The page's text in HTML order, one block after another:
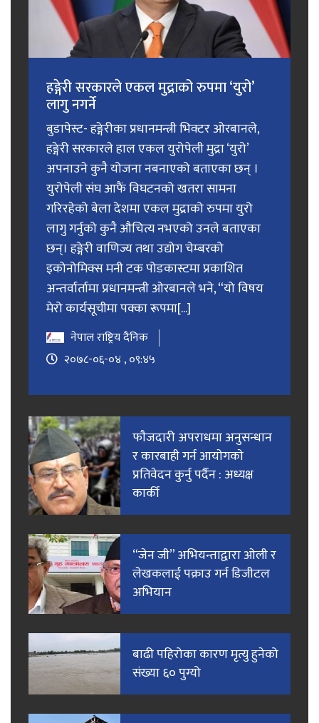
हङ्गेरी सरकारले एकल मुद्राको रुपमा ‘युरो’
लागु नगर्ने
बुडापेस्ट- हङ्गेरीका प्रधानमन्त्री भिक्टर ओरबानले,
हङ्गेरी सरकारले हाल एकल युरोपेली मुद्रा ‘युरो’
अपनाउने कुनै योजना नबनाएको बताएका छन् ।
युरोपेली संघ आफैं विघटनको खतरा सामना
गरिरहेको बेला देशमा एकल मुद्राको रुपमा युरो
लागु गर्नुको कुनै औचित्य नभएको उनले बताएका
छन्। हङ्गेरी वाणिज्य तथा उद्योग चेम्बरको
इकोनोमिक्स मनी टक पोडकास्टमा प्रकाशित
अन्तर्वार्तामा प्रधानमन्त्री ओरबानले भने, “यो विषय
मेरो कार्यसूचीमा पक्का रूपमा[...]
नेपाल राष्ट्रिय दैनिक
२०७८-०६-०४ , ०९:४५
फाैजदारी अपराधमा अनुसन्धान
र कारबाही गर्न आयाेगकाे
प्रतिवेदन कुर्नु पर्दैन : अध्यक्ष
कार्की
“जेन जी” अभियन्ताद्वारा ओली र
लेखकलाई पक्राउ गर्न डिजीटल
अभियान
बाढी पहिरोका कारण मृत्यु हुनेको
संख्या ६० पुग्यो